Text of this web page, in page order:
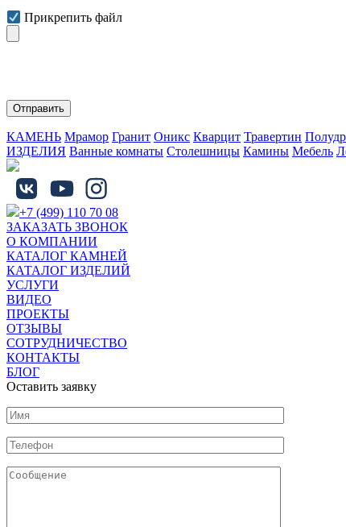
Прикрепить файл
КАМЕНЬ Мрамор Гранит Оникс Кварцит Травертин
ИЗДЕЛИЯ Ванные комнаты Столешницы Камины Мебель
+7 (499) 110 70 08
ЗАКАЗАТЬ ЗВОНОК
О КОМПАНИИ
КАТАЛОГ КАМНЕЙ
КАТАЛОГ ИЗДЕЛИЙ
УСЛУГИ
ВИДЕО
ПРОЕКТЫ
ОТЗЫВЫ
СОТРУДНИЧЕСТВО
КОНТАКТЫ
БЛОГ
Оставить заявку